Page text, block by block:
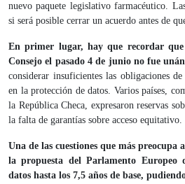
nuevo paquete legislativo farmacéutico.
si será posible cerrar un acuerdo antes de
En primer lugar, hay que recordar
Consejo el pasado 4 de junio no fue
considerar insuficientes las obligaciones
en la protección de datos. Varios países,
la República Checa, expresaron reservas
la falta de garantías sobre acceso equitativo.
Una de las cuestiones que más preocupa
la propuesta del Parlamento Europeo
datos hasta los 7,5 años de base,